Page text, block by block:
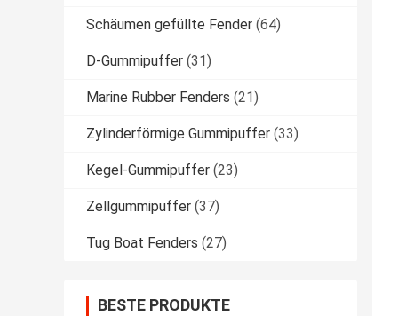
Schäumen gefüllte Fender (64)
D-Gummipuffer (31)
Marine Rubber Fenders (21)
Zylinderförmige Gummipuffer (33)
Kegel-Gummipuffer (23)
Zellgummipuffer (37)
Tug Boat Fenders (27)
BESTE PRODUKTE